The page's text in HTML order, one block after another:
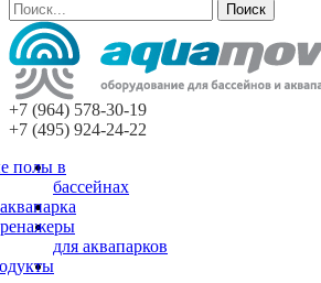
Поиск
+7 (964) 578-30-19
+7 (495) 924-24-22
полы в
бассейнах
для аквапарков